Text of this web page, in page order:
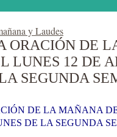
y Laudes
ORACIÓN DE
LUNES 12 DE
SEGUNDA
DE LA MAÑANA
DE LA SEGUNDA